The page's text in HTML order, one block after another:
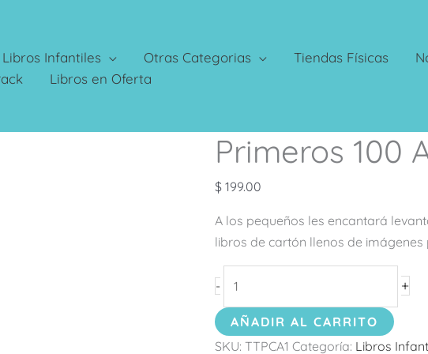
Libros Infantiles Otras Categorias Tiendas Físicas
Libros en Oferta
Primeros 100
$ 199.00
A los pequeños les encantará
libros de cartón llenos de
-
Primeros
100
Animales
+
AÑADIR AL CARRITO
SKU: TTPCA1 Categoría: Libros